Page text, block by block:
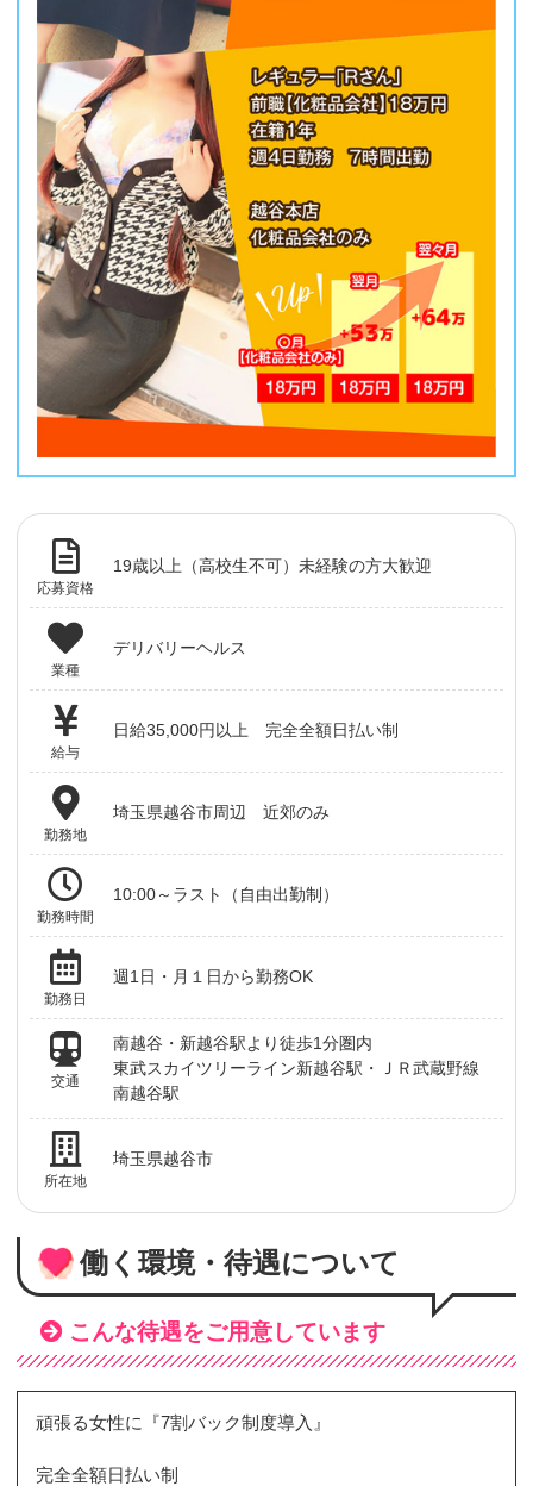
応募資格
19歳以上（高校生不可）未経験の方大歓迎
業種
デリバリーヘルス
給与
日給35,000円以上 完全全額日払い制
勤務地
埼玉県越谷市周辺 近郊のみ
勤務時間
10:00～ラスト（自由出勤制）
勤務日
週1日・月１日から勤務OK
交通
南越谷・新越谷駅より徒歩1分圏内
東武スカイツリーライン新越谷駅・ＪＲ武蔵野線
南越谷駅
所在地
埼玉県越谷市
働く環境・待遇について
こんな待遇をご用意しています
頑張る女性に『7割バック制度導入』
完全全額日払い制